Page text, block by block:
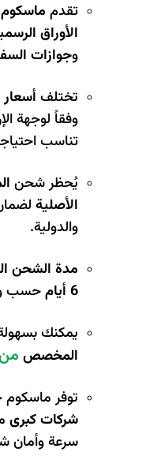
تقدم ماسكوم
الأوراق
وجوازات
تختلف
وفقاً لوجهة
تناسب
يُحظر شحن
الأصلية
والدولية.
مدة الشحن
6 أيام
حسب
يمكنك
المخصص
توفر
شركات كبرى
سرعة وأمان